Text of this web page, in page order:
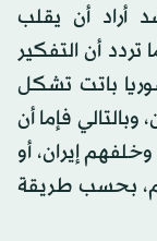
أراد أن يقلب
أن التفكير
باتت تشكل
فإما أن
إيران، أو
بحسب طريقة